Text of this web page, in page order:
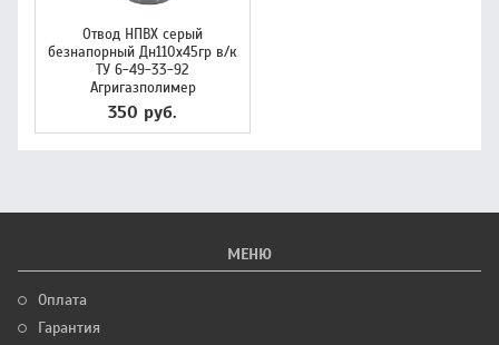
Отвод НПВХ серый
безнапорный Дн110х45гр в/к
ТУ 6-49-33-92
Агригазполимер
350 руб.
МЕНЮ
Оплата
Гарантия